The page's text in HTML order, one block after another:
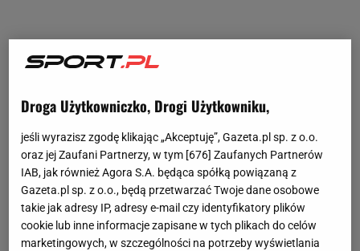
Droga Użytkowniczko, Drogi Użytkowniku,
jeśli wyrazisz zgodę klikając „Akceptuję”, Gazeta.pl sp. z o.o.
oraz jej Zaufani Partnerzy, w tym [676] Zaufanych Partnerów
IAB, jak również Agora S.A. będąca spółką powiązaną z
Gazeta.pl sp. z o.o., będą przetwarzać Twoje dane osobowe
takie jak adresy IP, adresy e-mail czy identyfikatory plików
cookie lub inne informacje zapisane w tych plikach do celów
marketingowych, w szczególności na potrzeby wyświetlania